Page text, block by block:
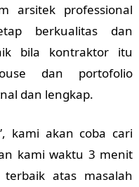
arsitek professional
berkualitas dan
bila kontraktor itu
dan portofolio
dan lengkap.
kami akan coba cari
kami waktu 3 menit
atas masalah